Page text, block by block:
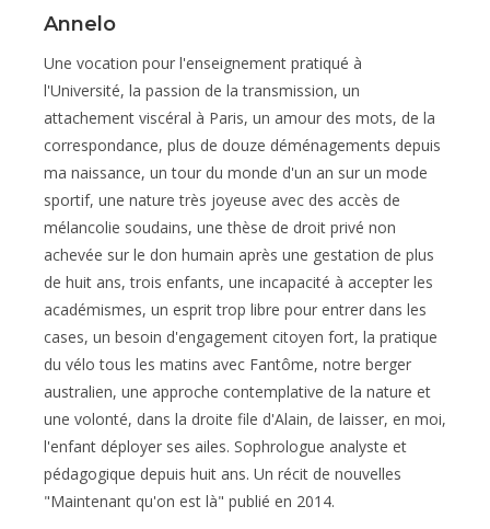
Annelo
Une vocation pour l'enseignement pratiqué à
l'Université, la passion de la transmission, un
attachement viscéral à Paris, un amour des mots, de la
correspondance, plus de douze déménagements depuis
ma naissance, un tour du monde d'un an sur un mode
sportif, une nature très joyeuse avec des accès de
mélancolie soudains, une thèse de droit privé non
achevée sur le don humain après une gestation de plus
de huit ans, trois enfants, une incapacité à accepter les
académismes, un esprit trop libre pour entrer dans les
cases, un besoin d'engagement citoyen fort, la pratique
du vélo tous les matins avec Fantôme, notre berger
australien, une approche contemplative de la nature et
une volonté, dans la droite file d'Alain, de laisser, en moi,
l'enfant déployer ses ailes. Sophrologue analyste et
pédagogique depuis huit ans. Un récit de nouvelles
"Maintenant qu'on est là" publié en 2014.